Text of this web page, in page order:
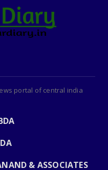
portal of central india
& ASSOCIATES